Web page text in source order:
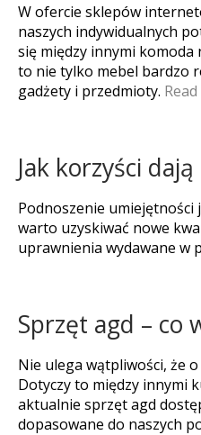
W ofercie sklepów
naszych indywidualnych
się między innymi
to nie tylko mebel bardzo
gadżety i przedmioty.
Jak korzyści
Podnoszenie
warto uzyskiwać nowe
uprawnienia wydawane w
Sprzęt agd – co
Nie ulega wątpliwości, że
Dotyczy to między innymi
aktualnie sprzęt agd
dopasowane do naszych